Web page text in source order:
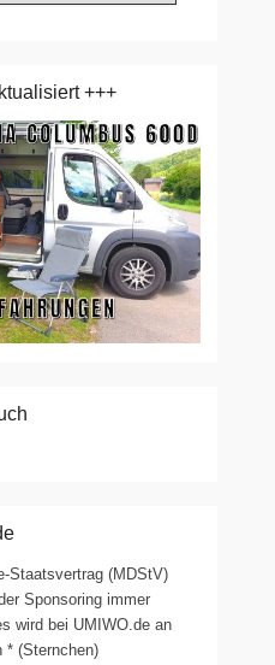
+++
Staatsvertrag (MDStV)
Sponsoring immer
wird bei UMIWO.de an
* (Sternchen)